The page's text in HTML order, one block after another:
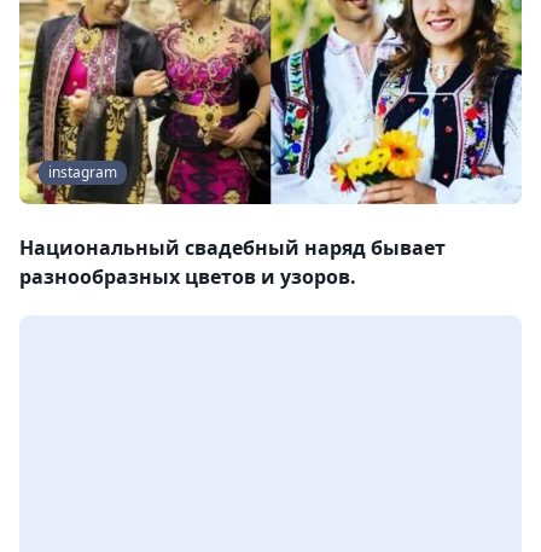
instagram
Национальный свадебный наряд бывает
разнообразных цветов и узоров.